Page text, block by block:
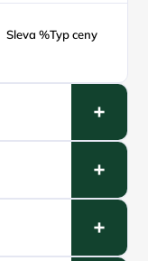
Sleva %Typ ceny